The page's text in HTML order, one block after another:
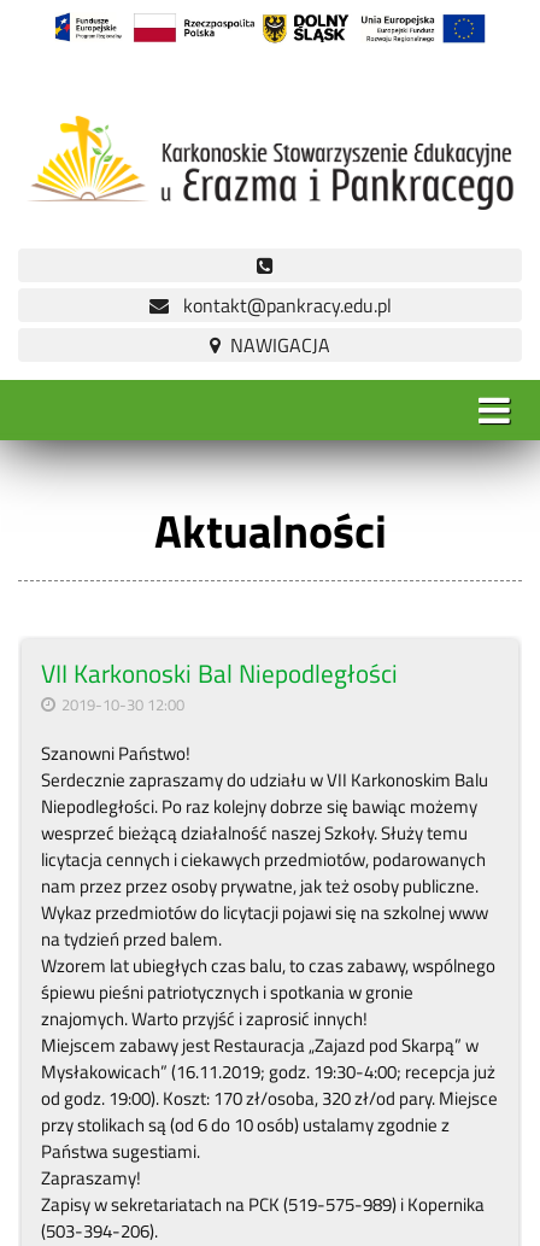
kontakt@pankracy.edu.pl
Aktualności
VII Karkonoski Bal Niepodległości
2019-10-30 12:00
Szanowni Państwo!
Serdecznie zapraszamy do udziału w VII Karkonoskim Balu
Niepodległości. Po raz kolejny dobrze się bawiąc możemy
wesprzeć bieżącą działalność naszej Szkoły. Służy temu
licytacja cennych i ciekawych przedmiotów, podarowanych
nam przez przez osoby prywatne, jak też osoby publiczne.
Wykaz przedmiotów do licytacji pojawi się na szkolnej www
na tydzień przed balem.
Wzorem lat ubiegłych czas balu, to czas zabawy, wspólnego
śpiewu pieśni patriotycznych i spotkania w gronie
znajomych. Warto przyjść i zaprosić innych!
Miejscem zabawy jest Restauracja „Zajazd pod Skarpą” w
Mysłakowicach” (16.11.2019; godz. 19:30-4:00; recepcja już
od godz. 19:00). Koszt: 170 zł/osoba, 320 zł/od pary. Miejsce
przy stolikach są (od 6 do 10 osób) ustalamy zgodnie z
Państwa sugestiami.
Zapraszamy!
Zapisy w sekretariatach na PCK (519-575-989) i Kopernika
(503-394-206).